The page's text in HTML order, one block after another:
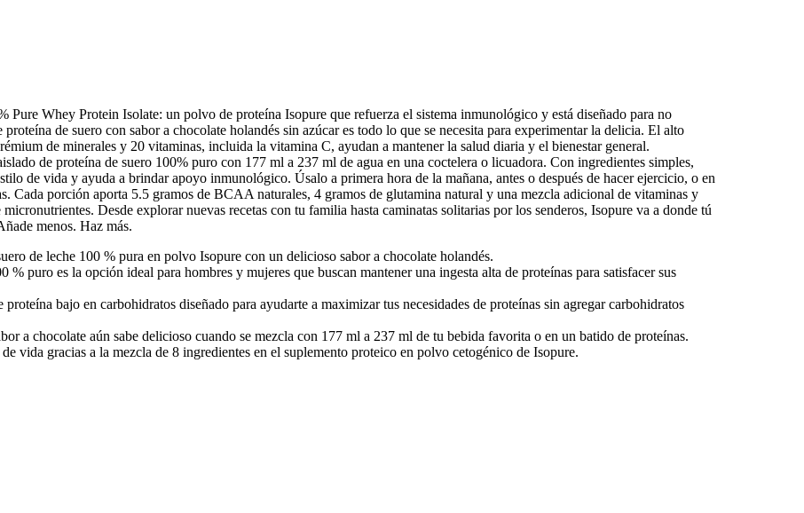
Pure Whey Protein Isolate: un polvo de proteína Isopure que refuerza el sistema inmunológico y está diseñado para no
de suero con sabor a chocolate holandés sin azúcar es todo lo que se necesita para experimentar la delicia. El alto
de minerales y 20 vitaminas, incluida la vitamina C, ayudan a mantener la salud diaria y el bienestar general.
de proteína de suero 100% puro con 177 ml a 237 ml de agua en una coctelera o licuadora. Con ingredientes simples,
de vida y ayuda a brindar apoyo inmunológico. Úsalo a primera hora de la mañana, antes o después de hacer ejercicio, o en
Cada porción aporta 5.5 gramos de BCAA naturales, 4 gramos de glutamina natural y una mezcla adicional de vitaminas y
Desde explorar nuevas recetas con tu familia hasta caminatas solitarias por los senderos, Isopure va a donde tú
menos. Haz más.
de leche 100 % pura en polvo Isopure con un delicioso sabor a chocolate holandés.
% puro es la opción ideal para hombres y mujeres que buscan mantener una ingesta alta de proteínas para satisfacer sus
bajo en carbohidratos diseñado para ayudarte a maximizar tus necesidades de proteínas sin agregar carbohidratos
a chocolate aún sabe delicioso cuando se mezcla con 177 ml a 237 ml de tu bebida favorita o en un batido de proteínas.
vida gracias a la mezcla de 8 ingredientes en el suplemento proteico en polvo cetogénico de Isopure.